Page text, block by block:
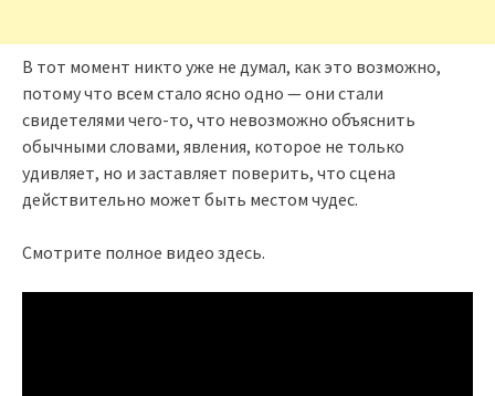
В тот момент никто уже не думал, как это возможно,
потому что всем стало ясно одно — они стали
свидетелями чего-то, что невозможно объяснить
обычными словами, явления, которое не только
удивляет, но и заставляет поверить, что сцена
действительно может быть местом чудес.
Смотрите полное видео здесь.